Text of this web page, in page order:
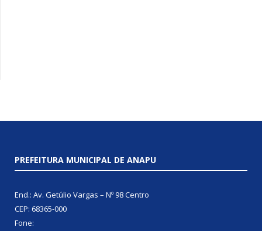
PREFEITURA MUNICIPAL DE ANAPU
End.: Av. Getúlio Vargas – Nº 98 Centro
CEP: 68365-000
Fone: